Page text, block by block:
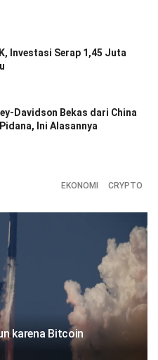
Investasi Serap 1,45 Juta
Davidson Bekas dari China
Ini Alasannya
EKONOMI CRYPTO
karena Bitcoin